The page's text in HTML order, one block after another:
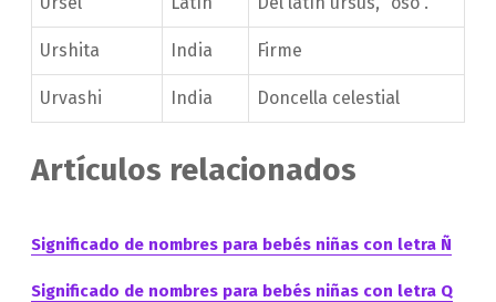
Urshita India Firme
Urvashi India Doncella celestial
Artículos relacionados
Significado de nombres para bebés niñas con letra Ñ
Significado de nombres para bebés niñas con letra Q